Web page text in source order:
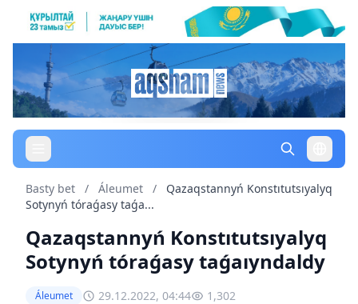
Basty bet / Áleumet /
Qazaqstannyń Konstıtutsıyalyq
Sotynyń tóraǵasy taǵa...
Qazaqstannyń Konstıtutsıyalyq
Sotynyń tóraǵasy taǵaıyndaldy
Áleumet 29.12.2022, 04:44 1,302